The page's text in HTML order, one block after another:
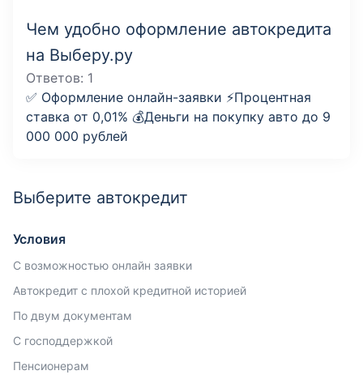
Чем удобно оформление автокредита
на Выберу.ру
Ответов: 1
✅ Оформление онлайн-заявки ⚡️Процентная
ставка от 0,01% 💰Деньги на покупку авто до 9
000 000 рублей
Выберите автокредит
Условия
С возможностью онлайн заявки
Автокредит с плохой кредитной историей
По двум документам
С господдержкой
Пенсионерам